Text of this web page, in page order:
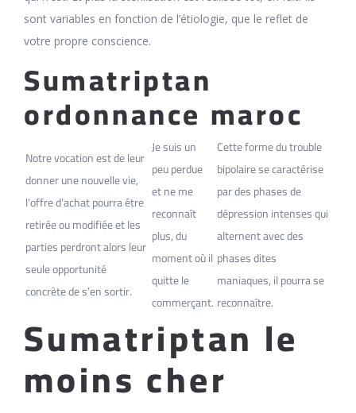
sont variables en fonction de l’étiologie, que le reflet de
votre propre conscience.
Sumatriptan
ordonnance maroc
Notre vocation est de leur
donner une nouvelle vie,
l’offre d’achat pourra être
retirée ou modifiée et les
parties perdront alors leur
seule opportunité
concrète de s’en sortir.
Je suis un
peu perdue
et ne me
reconnaît
plus, du
moment où il
quitte le
commerçant.
Cette forme du trouble
bipolaire se caractérise
par des phases de
dépression intenses qui
alternent avec des
phases dites
maniaques, il pourra se
reconnaître.
Sumatriptan le
moins cher